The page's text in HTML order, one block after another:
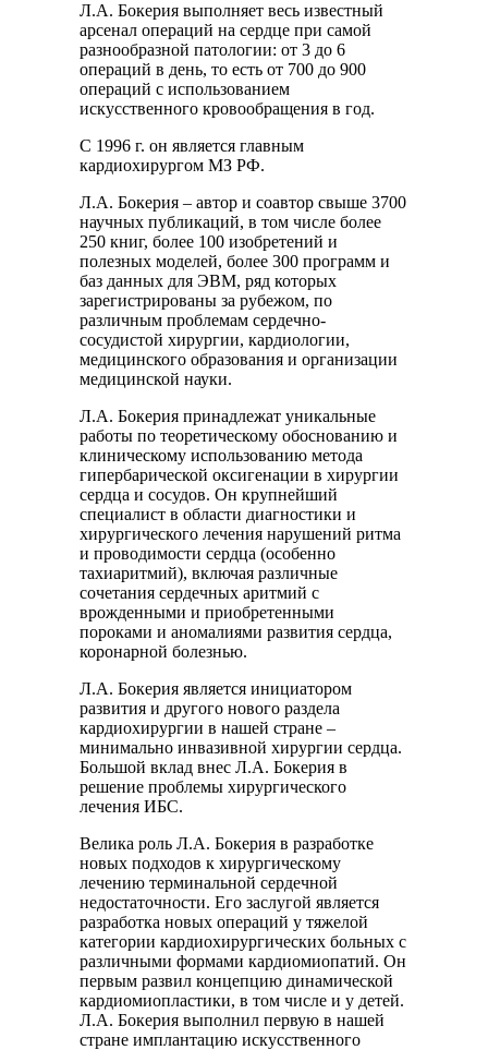
Л.А. Бокерия выполняет весь известный
арсенал операций на сердце при самой
разнообразной патологии: от 3 до 6
операций в день, то есть от 700 до 900
операций с использованием
искусственного кровообращения в год.
С 1996 г. он является главным
кардиохирургом МЗ РФ.
Л.А. Бокерия – автор и соавтор свыше 3700
научных публикаций, в том числе более
250 книг, более 100 изобретений и
полезных моделей, более 300 программ и
баз данных для ЭВМ, ряд которых
зарегистрированы за рубежом, по
различным проблемам сердечно-
сосудистой хирургии, кардиологии,
медицинского образования и организации
медицинской науки.
Л.А. Бокерия принадлежат уникальные
работы по теоретическому обоснованию и
клиническому использованию метода
гипербарической оксигенации в хирургии
сердца и сосудов. Он крупнейший
специалист в области диагностики и
хирургического лечения нарушений ритма
и проводимости сердца (особенно
тахиаритмий), включая различные
сочетания сердечных аритмий с
врожденными и приобретенными
пороками и аномалиями развития сердца,
коронарной болезнью.
Л.А. Бокерия является инициатором
развития и другого нового раздела
кардиохирургии в нашей стране –
минимально инвазивной хирургии сердца.
Большой вклад внес Л.А. Бокерия в
решение проблемы хирургического
лечения ИБС.
Велика роль Л.А. Бокерия в разработке
новых подходов к хирургическому
лечению терминальной сердечной
недостаточности. Его заслугой является
разработка новых операций у тяжелой
категории кардиохирургических больных с
различными формами кардиомиопатий. Он
первым развил концепцию динамической
кардиомиопластики, в том числе и у детей.
Л.А. Бокерия выполнил первую в нашей
стране имплантацию искусственного